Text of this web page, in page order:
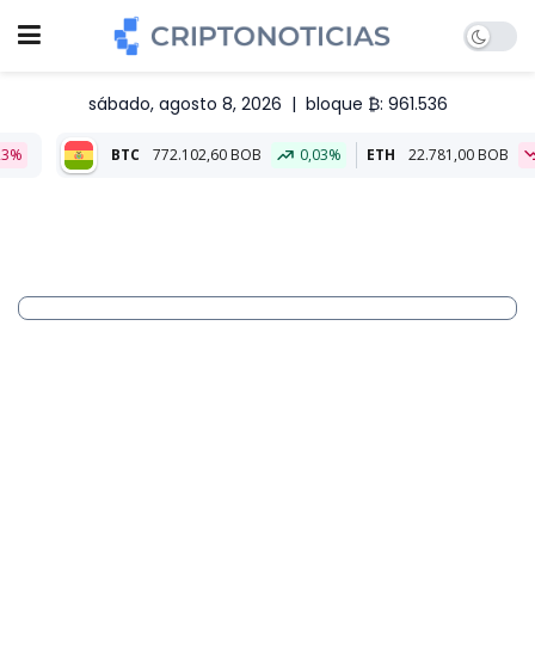
sábado, agosto 8, 2026 | bloque ₿: 961.536
772.102,60 BOB 0,03% ETH 22.781,00 BOB -0,11% Aliado